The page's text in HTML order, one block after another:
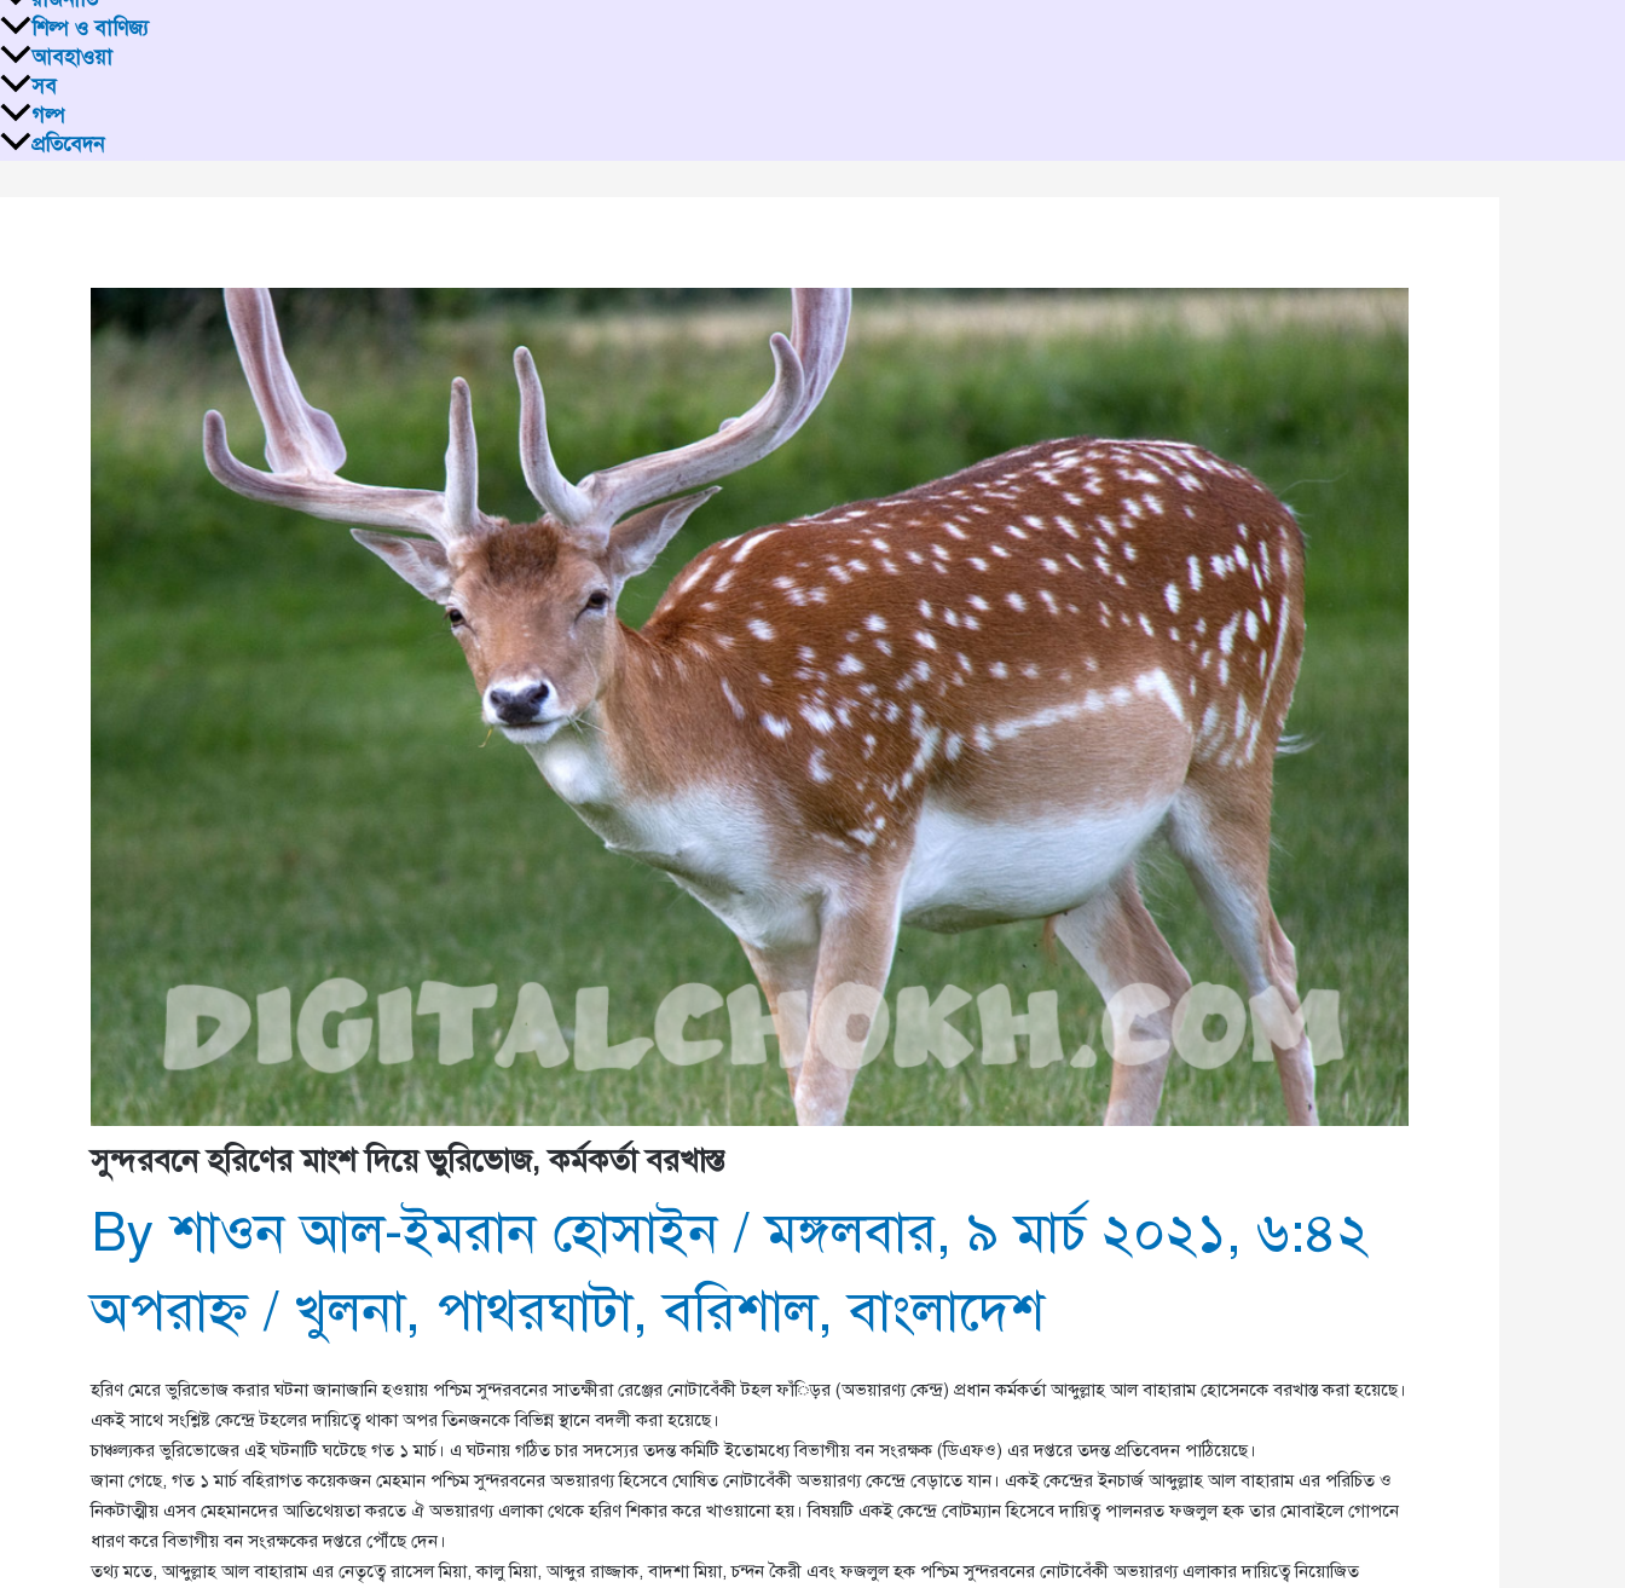
শিল্প ও বাণিজ্য
আবহাওয়া
সব
গল্প
প্রতিবেদন
সুন্দরবনে হরিণের মাংশ দিয়ে ভুরিভোজ, কর্মকর্তা বরখাস্ত
Byশাওন আল-ইমরান হোসাইন /মঙ্গলবার, ৯ মার্চ ২০২১, ৬:৪২
অপরাহ্ণ/ খুলনা, পাথরঘাটা,বরিশাল,বাংলাদেশ
হরিণ মেরে ভুরিভোজ করার ঘটনা জানাজানি হওয়ায় পশ্চিম সুন্দরবনের সাতক্ষীরা রেঞ্জের নোটাবেঁকী টহল ফাঁিড়র (অভয়ারণ্য কেন্দ্র) প্রধান কর্মকর্তা আব্দুল্লাহ আল বাহারাম হোসেনকে বরখাস্ত করা হয়েছে।
একই সাথে সংশ্লিষ্ট কেন্দ্রে টহলের দায়িত্বে থাকা অপর তিনজনকে বিভিন্ন স্থানে বদলী করা হয়েছে।
চাঞ্চল্যকর ভুরিভোজের এই ঘটনাটি ঘটেছে গত ১ মার্চ। এ ঘটনায় গঠিত চার সদস্যের তদন্ত কমিটি ইতোমধ্যে বিভাগীয় বন সংরক্ষক (ডিএফও) এর দপ্তরে তদন্ত প্রতিবেদন পাঠিয়েছে।
জানা গেছে, গত ১ মার্চ বহিরাগত কয়েকজন মেহমান পশ্চিম সুন্দরবনের অভয়ারণ্য হিসেবে ঘোষিত নোটাবেঁকী অভয়ারণ্য কেন্দ্রে বেড়াতে যান। একই কেন্দ্রের ইনচার্জ আব্দুল্লাহ আল বাহারাম এর পরিচিত ও
নিকটাত্মীয় এসব মেহমানদের আতিথেয়তা করতে ঐ অভয়ারণ্য এলাকা থেকে হরিণ শিকার করে খাওয়ানো হয়। বিষয়টি একই কেন্দ্রে বোটম্যান হিসেবে দায়িত্ব পালনরত ফজলুল হক তার মোবাইলে গোপনে
ধারণ করে বিভাগীয় বন সংরক্ষকের দপ্তরে পৌঁছে দেন।
তথ্য মতে, আব্দুল্লাহ আল বাহারাম এর নেতৃত্বে রাসেল মিয়া, কালু মিয়া, আব্দুর রাজ্জাক, বাদশা মিয়া, চন্দন কৈরী এবং ফজলুল হক পশ্চিম সুন্দরবনের নোটাবেঁকী অভয়ারণ্য এলাকার দায়িত্বে নিয়োজিত